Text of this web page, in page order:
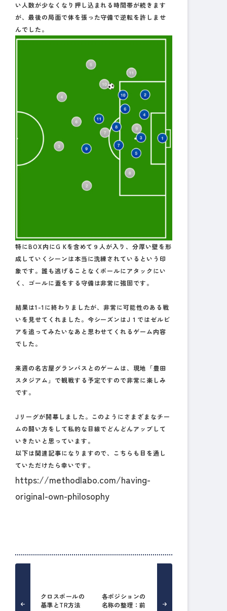
い人数が少なくなり押し込まれる時間帯が続きます
が、最後の局面で体を張った守備で逆転を許しませ
んでした。
特にBOX内にG Kを含めて９人が入り、分厚い壁を形
成していくシーンは本当に洗練されているという印
象です。誰も逃げることなくボールにアタックにい
く、ゴールに蓋をする守備は非常に強固です。
結果は1-1に終わりましたが、非常に可能性のある戦
いを見せてくれました。今シーズンはJ１ではゼルビ
アを追ってみたいなあと思わせてくれるゲーム内容
でした。
来週の名古屋グランパスとのゲームは、現地「豊田
スタジアム」で観戦する予定ですので非常に楽しみ
です。
Jリーグが開幕しました。このようにさまざまなチー
ムの闘い方をして私的な目線でどんどんアップして
いきたいと思っています。
以下は関連記事になりますので、こちらも目を通し
ていただけたら幸いです。
https://methodlabo.com/having-
original-own-philosophy
クロスボールの
基準とTR方法
各ポジションの
名称の整理：前